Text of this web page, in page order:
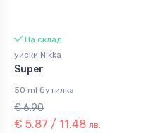
На склад
уиски Nikka
Super
50 ml бутилка
€ 6.90
€ 5.87 / 11.48 лв.